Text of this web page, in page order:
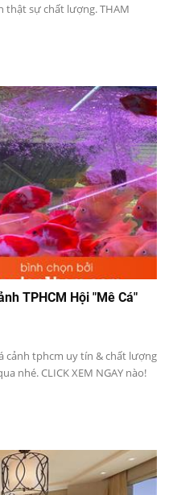
thật sự chất lượng. THAM
TPHCM Hội "Mê Cá"
cảnh tphcm uy tín & chất lượng
nhé. CLICK XEM NGAY nào!